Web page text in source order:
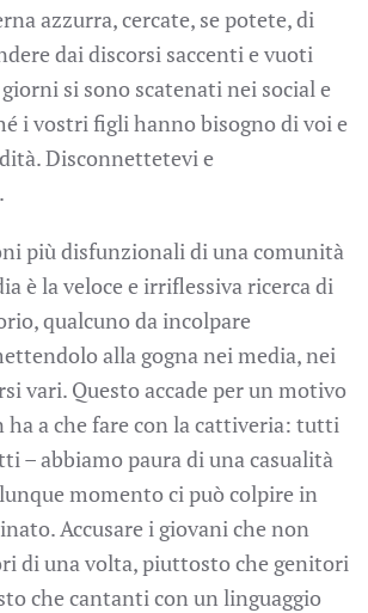
azzurra, cercate, se potete, di
dai discorsi saccenti e vuoti
si sono scatenati nei social e
i vostri figli hanno bisogno di voi e
Disconnettetevi e
più disfunzionali di una comunità
è la veloce e irriflessiva ricerca di
qualcuno da incolpare
alla gogna nei media, nei
vari. Questo accade per un motivo
ha a che fare con la cattiveria: tutti
– abbiamo paura di una casualità
momento ci può colpire in
Accusare i giovani che non
di una volta, piuttosto che genitori
che cantanti con un linguaggio